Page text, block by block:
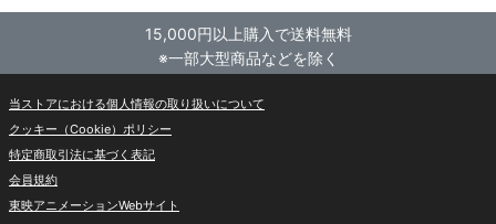
15,000円以上購入で送料無料
※一部大型商品などを除く
当ストアにおける個人情報の取り扱いについて
クッキー（Cookie）ポリシー
特定商取引法に基づく表記
会員規約
東映アニメーションWebサイト